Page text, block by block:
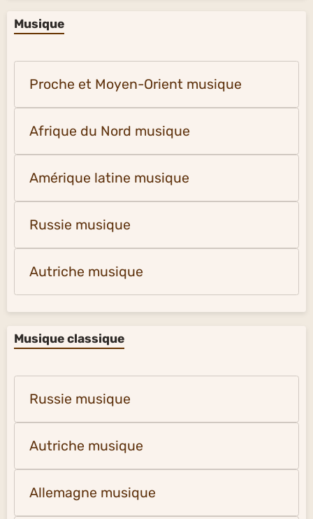
Musique
Proche et Moyen-Orient musique
Afrique du Nord musique
Amérique latine musique
Russie musique
Autriche musique
Musique classique
Russie musique
Autriche musique
Allemagne musique